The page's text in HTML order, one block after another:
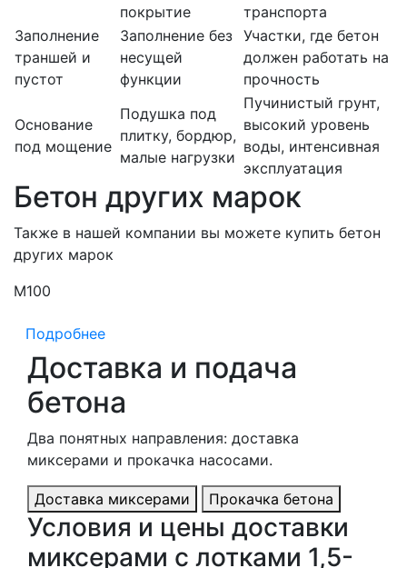
покрытие
транспорта
Заполнение
траншей и
пустот
Заполнение без
несущей
функции
Участки, где бетон
должен работать на
прочность
Основание
под мощение
Подушка под
плитку, бордюр,
малые нагрузки
Пучинистый грунт,
высокий уровень
воды, интенсивная
эксплуатация
Бетон других марок
Также в нашей компании вы можете купить бетон
других марок
М100
Подробнее
Доставка и подача
бетона
Два понятных направления: доставка
миксерами и прокачка насосами.
Доставка миксерами Прокачка бетона
Условия и цены доставки
миксерами с лотками 1,5-